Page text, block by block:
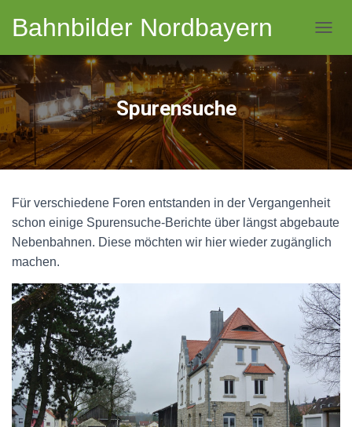
Bahnbilder Nordbayern
Spurensuche
Für verschiedene Foren entstanden in der Vergangenheit
schon einige Spurensuche-Berichte über längst abgebaute
Nebenbahnen. Diese möchten wir hier wieder zugänglich
machen.